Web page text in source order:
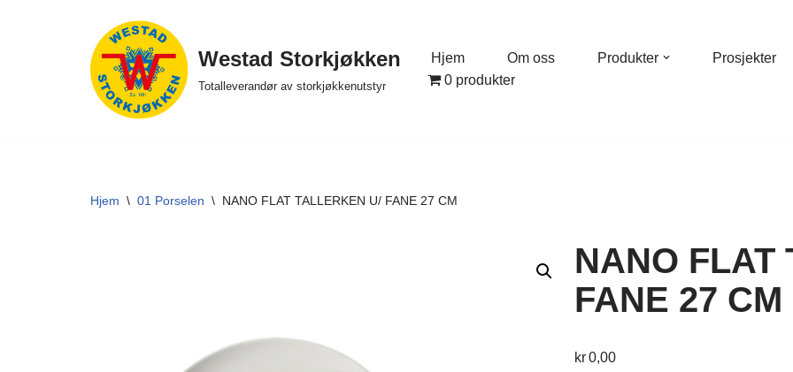
Westad Storkjøkken
Totalleverandør av storkjøkkenutstyr
Hjem Om oss Produkter Prosjekter
0 produkter
Hjem \ 01 Porselen \ NANO FLAT TALLERKEN U/ FANE 27 CM
NANO FLAT
FANE 27 CM
kr0,00